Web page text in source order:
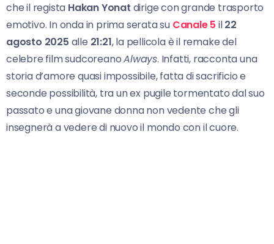
che il regista Hakan Yonat dirige con grande trasporto
emotivo. In onda in prima serata su Canale 5 il22
agosto 2025 alle 21:21, la pellicola è il remake del
celebre film sudcoreanoAlways. Infatti, racconta una
storia d’amore quasi impossibile, fatta di sacrificio e
seconde possibilità, tra un ex pugile tormentato dal suo
passato e una giovane donna non vedente che gli
insegnerà a vedere di nuovo il mondo con il cuore.